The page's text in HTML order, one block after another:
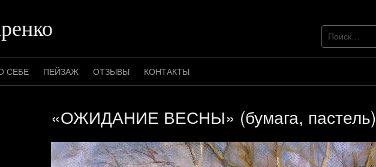
СЕБЕ ПЕЙЗАЖ ОТЗЫВЫ КОНТАКТЫ
«ОЖИДАНИЕ ВЕСНЫ» (бумага, пастель)